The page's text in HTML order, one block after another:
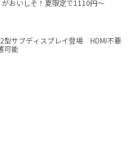
がおいしそ！夏限定で1110円～
型サブディスプレイ登場 HDMI不要
可能